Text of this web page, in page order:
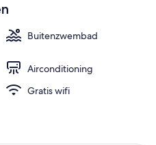
Buitenzwembad
Airconditioning
Gratis wifi